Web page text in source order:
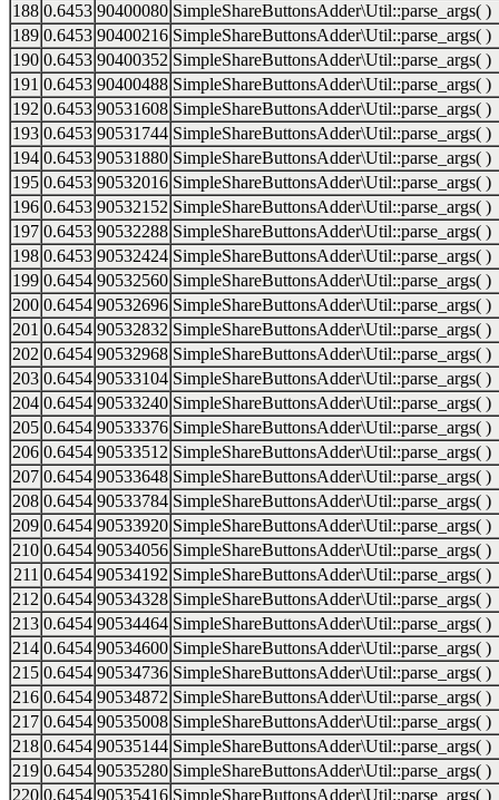
188 0.6453 90400080 SimpleShareButtonsAdder\Util::parse_args( )
189 0.6453 90400216 SimpleShareButtonsAdder\Util::parse_args( )
190 0.6453 90400352 SimpleShareButtonsAdder\Util::parse_args( )
191 0.6453 90400488 SimpleShareButtonsAdder\Util::parse_args( )
192 0.6453 90531608 SimpleShareButtonsAdder\Util::parse_args( )
193 0.6453 90531744 SimpleShareButtonsAdder\Util::parse_args( )
194 0.6453 90531880 SimpleShareButtonsAdder\Util::parse_args( )
195 0.6453 90532016 SimpleShareButtonsAdder\Util::parse_args( )
196 0.6453 90532152 SimpleShareButtonsAdder\Util::parse_args( )
197 0.6453 90532288 SimpleShareButtonsAdder\Util::parse_args( )
198 0.6453 90532424 SimpleShareButtonsAdder\Util::parse_args( )
199 0.6454 90532560 SimpleShareButtonsAdder\Util::parse_args( )
200 0.6454 90532696 SimpleShareButtonsAdder\Util::parse_args( )
201 0.6454 90532832 SimpleShareButtonsAdder\Util::parse_args( )
202 0.6454 90532968 SimpleShareButtonsAdder\Util::parse_args( )
203 0.6454 90533104 SimpleShareButtonsAdder\Util::parse_args( )
204 0.6454 90533240 SimpleShareButtonsAdder\Util::parse_args( )
205 0.6454 90533376 SimpleShareButtonsAdder\Util::parse_args( )
206 0.6454 90533512 SimpleShareButtonsAdder\Util::parse_args( )
207 0.6454 90533648 SimpleShareButtonsAdder\Util::parse_args( )
208 0.6454 90533784 SimpleShareButtonsAdder\Util::parse_args( )
209 0.6454 90533920 SimpleShareButtonsAdder\Util::parse_args( )
210 0.6454 90534056 SimpleShareButtonsAdder\Util::parse_args( )
211 0.6454 90534192 SimpleShareButtonsAdder\Util::parse_args( )
212 0.6454 90534328 SimpleShareButtonsAdder\Util::parse_args( )
213 0.6454 90534464 SimpleShareButtonsAdder\Util::parse_args( )
214 0.6454 90534600 SimpleShareButtonsAdder\Util::parse_args( )
215 0.6454 90534736 SimpleShareButtonsAdder\Util::parse_args( )
216 0.6454 90534872 SimpleShareButtonsAdder\Util::parse_args( )
217 0.6454 90535008 SimpleShareButtonsAdder\Util::parse_args( )
218 0.6454 90535144 SimpleShareButtonsAdder\Util::parse_args( )
219 0.6454 90535280 SimpleShareButtonsAdder\Util::parse_args( )
220 0.6454 90535416 SimpleShareButtonsAdder\Util::parse_args( )